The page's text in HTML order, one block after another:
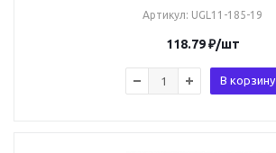
Артикул: UGL11-185-19
118.79₽/шт
В корзину